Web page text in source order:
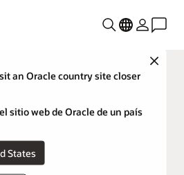
Close
an Oracle country site closer
sitio web de Oracle de un país
United States